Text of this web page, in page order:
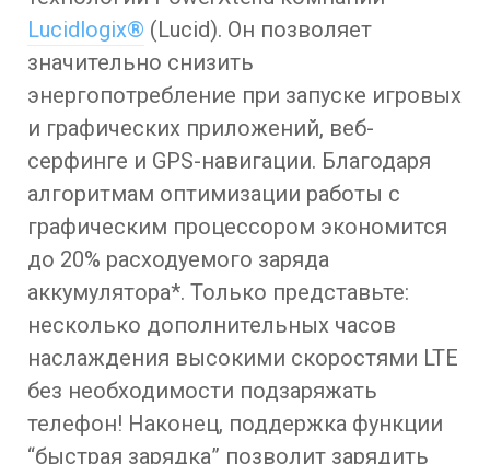
Lucidlogix® (Lucid). Он позволяет
значительно снизить
энергопотребление при запуске игровых
и графических приложений, веб-
серфинге и GPS-навигации. Благодаря
алгоритмам оптимизации работы с
графическим процессором экономится
до 20% расходуемого заряда
аккумулятора*. Только представьте:
несколько дополнительных часов
наслаждения высокими скоростями LTE
без необходимости подзаряжать
телефон! Наконец, поддержка функции
“быстрая зарядка” позволит зарядить